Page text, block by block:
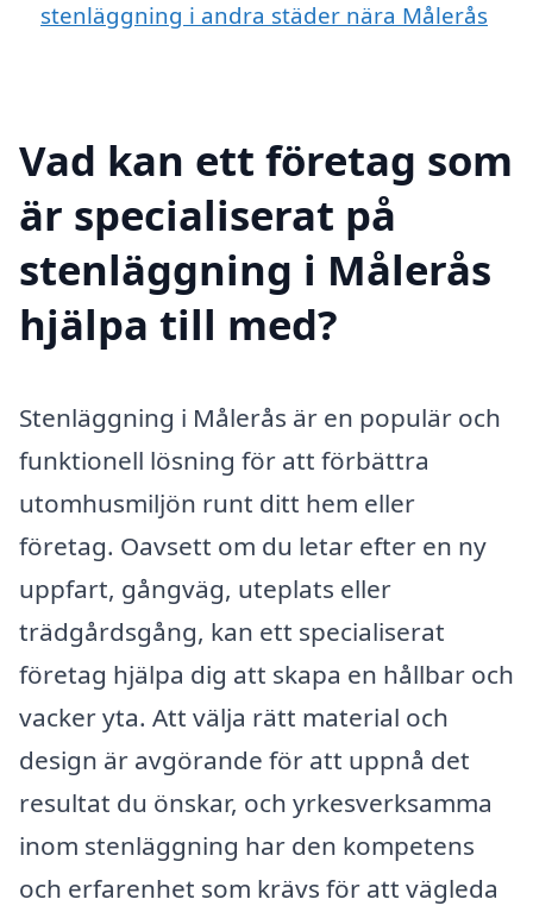
stenläggning i andra städer nära Målerås
Vad kan ett företag som
är specialiserat på
stenläggning i Målerås
hjälpa till med?
Stenläggning i Målerås är en populär och
funktionell lösning för att förbättra
utomhusmiljön runt ditt hem eller
företag. Oavsett om du letar efter en ny
uppfart, gångväg, uteplats eller
trädgårdsgång, kan ett specialiserat
företag hjälpa dig att skapa en hållbar och
vacker yta. Att välja rätt material och
design är avgörande för att uppnå det
resultat du önskar, och yrkesverksamma
inom stenläggning har den kompetens
och erfarenhet som krävs för att vägleda